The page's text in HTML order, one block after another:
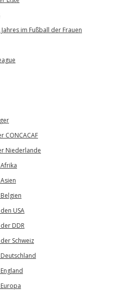
im Fußball der Frauen
CONCACAF
Niederlande
USA
DDR
Schweiz